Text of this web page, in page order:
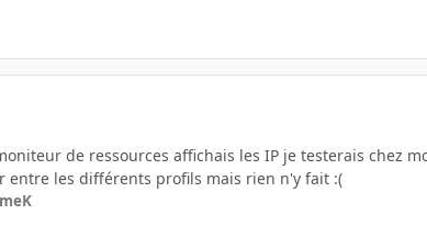
de ressources affichais les IP je testerais chez
entre les différents profils mais rien n'y fait :(